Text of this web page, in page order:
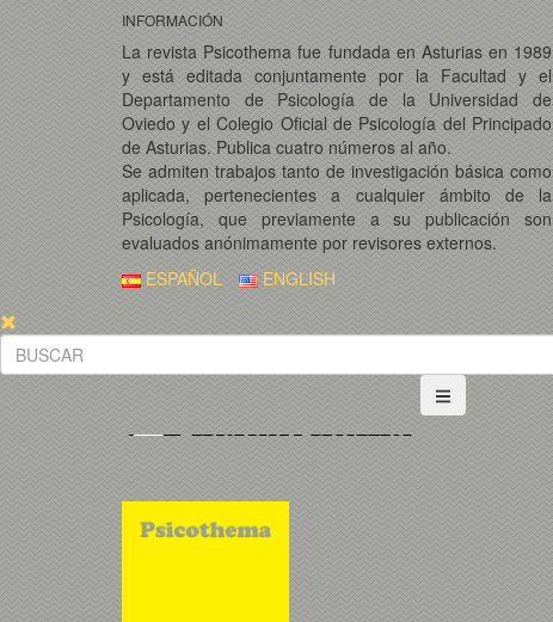
INFORMACIÓN
La revista Psicothema fue fundada en Asturias en 1989
y está editada conjuntamente por la Facultad y el
Departamento de Psicología de la Universidad de
Oviedo y el Colegio Oficial de Psicología del Principado
de Asturias. Publica cuatro números al año.
Se admiten trabajos tanto de investigación básica como
aplicada, pertenecientes a cualquier ámbito de la
Psicología, que previamente a su publicación son
evaluados anónimamente por revisores externos.
ESPAÑOL ENGLISH